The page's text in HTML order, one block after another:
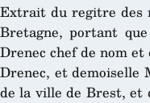
Extrait du regitre des
Bretagne, portant
Drenec chef de nom
Drenec, et demoiselle
de la ville de Brest, et